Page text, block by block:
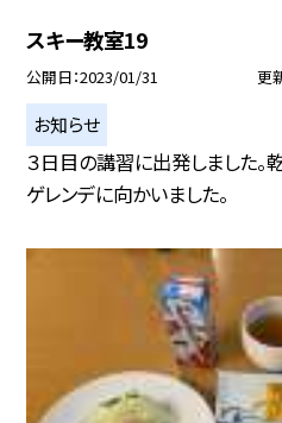
スキー教室19
公開日 2023/01/31 更
お知らせ
３日目の講習に出発しました
ゲレンデに向かいました。